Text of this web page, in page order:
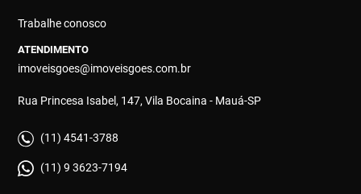
Trabalhe conosco
ATENDIMENTO
imoveisgoes@imoveisgoes.com.br
Rua Princesa Isabel, 147, Vila Bocaina - Mauá-SP
(11) 4541-3788
(11) 9 3623-7194